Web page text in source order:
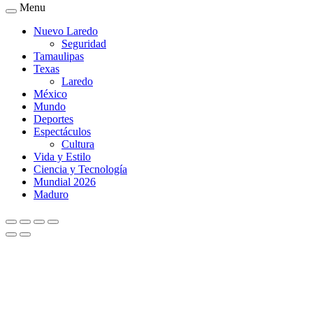
Menu
Nuevo Laredo
Seguridad
Tamaulipas
Texas
Laredo
México
Mundo
Deportes
Espectáculos
Cultura
Vida y Estilo
Ciencia y Tecnología
Mundial 2026
Maduro